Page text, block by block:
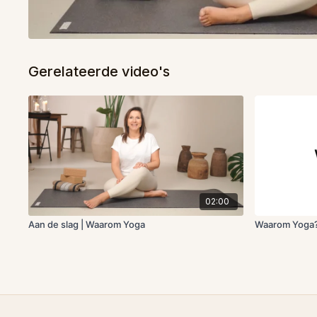
Gerelateerde video's
02:00
Aan de slag | Waarom Yoga Waarom